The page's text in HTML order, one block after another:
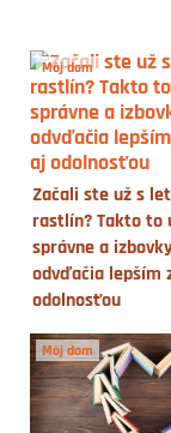
Môj dom
Začali ste už s
rastlín? Takto to
správne a
odvďačia lepším
odolnosťou
Môj dom